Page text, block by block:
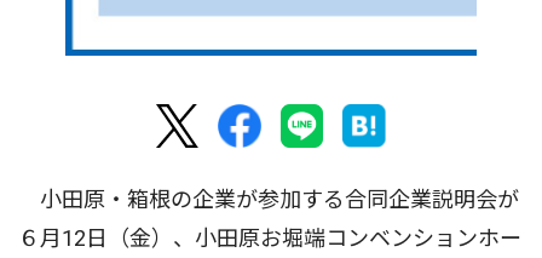
小田原・箱根の企業が参加する合同企業説明会が
６月12日（金）、小田原お堀端コンベンションホー